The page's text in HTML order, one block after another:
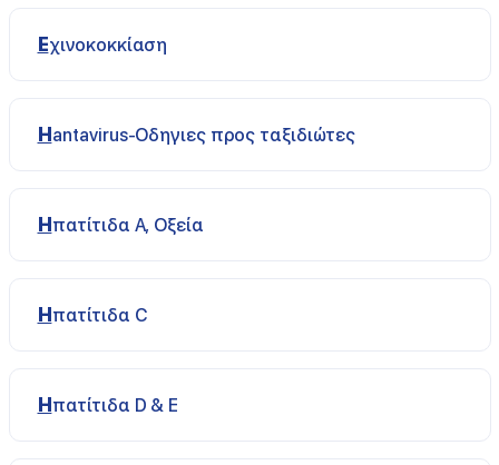
Εχινοκοκκίαση
Ηantavirus-Οδηγιες προς ταξιδιώτες
Ηπατίτιδα A, Οξεία
Ηπατίτιδα C
Ηπατίτιδα D & E